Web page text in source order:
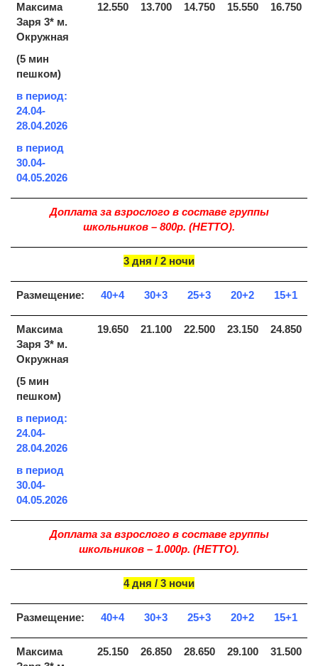
Максима
Заря 3* м.
Окружная
(5 мин
пешком)
в период:
24.04-
28.04.2026
в период
30.04-
04.05.2026
12.550 13.700 14.750 15.550 16.750
Доплата за взрослого в составе группы
школьников – 800р. (НЕТТО).
3 дня / 2 ночи
Размещение: 40+4 30+3 25+3 20+2 15+1
Максима
Заря 3* м.
Окружная
(5 мин
пешком)
в период:
24.04-
28.04.2026
в период
30.04-
04.05.2026
19.650 21.100 22.500 23.150 24.850
Доплата за взрослого в составе группы
школьников – 1.000р. (НЕТТО).
4 дня / 3 ночи
Размещение: 40+4 30+3 25+3 20+2 15+1
Максима
25.150 26.850 28.650 29.100 31.500